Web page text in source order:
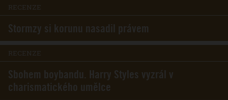
RECENZE
Stormzy si korunu nasadil právem
RECENZE
Sbohem boybandu. Harry Styles vyzrál v
charismatického umělce